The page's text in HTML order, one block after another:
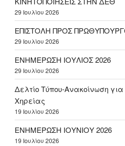
29 Ιουλίου 2026
ΕΠΙΣΤΟΛΗ ΠΡΟΣ
29 Ιουλίου 2026
ΕΝΗΜΕΡΩΣΗ ΙΟΥΛΙΟΣ 2026
29 Ιουλίου 2026
Δελτίο Τύπου-Ανακοίνωση για
Χηρείας
19 Ιουλίου 2026
ΕΝΗΜΕΡΩΣΗ ΙΟΥΝΙΟΥ 2026
19 Ιουλίου 2026